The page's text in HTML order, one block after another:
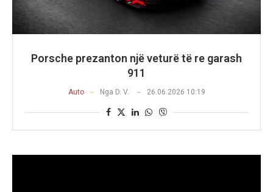
Porsche prezanton një veturë të re garash
911
Auto Nga D. V. 26.06.2026 10:19